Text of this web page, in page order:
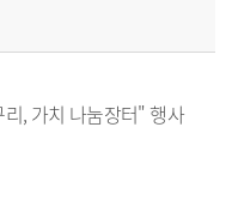
, 가치 나눔장터" 행사